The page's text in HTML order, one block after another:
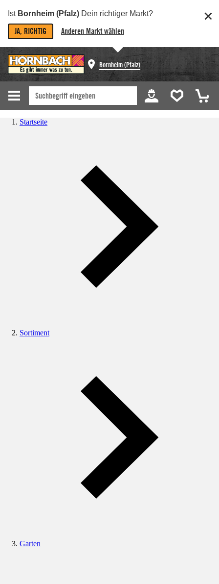
Ist Bornheim (Pfalz) Dein richtiger Markt?
JA, RICHTIG Anderen Markt wählen
Bornheim (Pfalz)
Startseite
Sortiment
Garten